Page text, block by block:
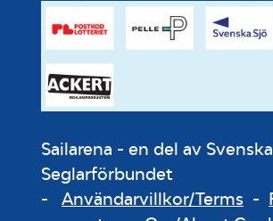
Sailarena - en del av Svenska
Seglarförbundet
- Användarvillkor/Terms -